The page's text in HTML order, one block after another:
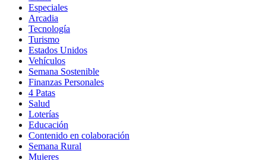
Especiales
Arcadia
Tecnología
Turismo
Estados Unidos
Vehículos
Semana Sostenible
Finanzas Personales
4 Patas
Salud
Loterías
Educación
Contenido en colaboración
Semana Rural
Mujeres